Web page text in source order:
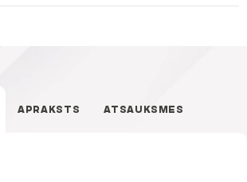
APRAKSTS ATSAUKSMES